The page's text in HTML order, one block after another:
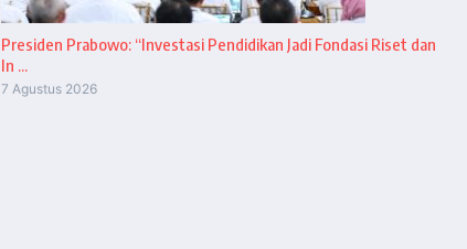
Presiden Prabowo: “Investasi Pendidikan Jadi Fondasi Riset dan
In ...
7 Agustus 2026